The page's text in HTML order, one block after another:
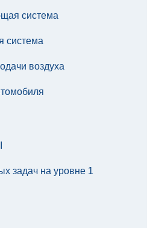
система
система
воздуха
задач на уровне 1